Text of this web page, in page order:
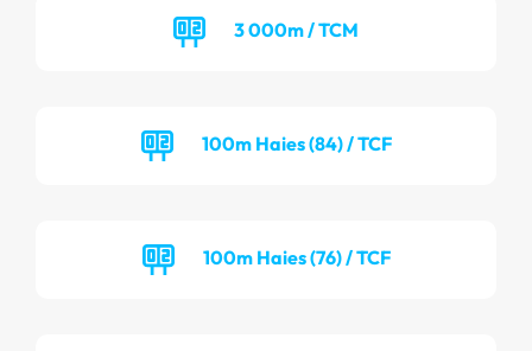
3 000m / TCM
100m Haies (84) / TCF
100m Haies (76) / TCF